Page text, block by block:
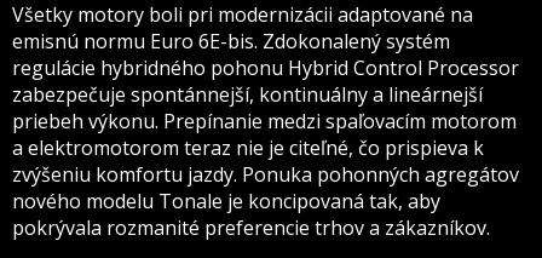
Všetky motory boli pri modernizácii adaptované na
emisnú normu Euro 6E-bis. Zdokonalený systém
regulácie hybridného pohonu Hybrid Control Processor
zabezpečuje spontánnejší, kontinuálny a lineárnejší
priebeh výkonu. Prepínanie medzi spaľovacím motorom
a elektromotorom teraz nie je citeľné, čo prispieva k
zvýšeniu komfortu jazdy. Ponuka pohonných agregátov
nového modelu Tonale je koncipovaná tak, aby
pokrývala rozmanité preferencie trhov a zákazníkov.